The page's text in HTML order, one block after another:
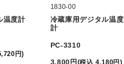
温度計
円)
1830-00
冷蔵庫用デジタル温度
計
PC-3310
3,800 円